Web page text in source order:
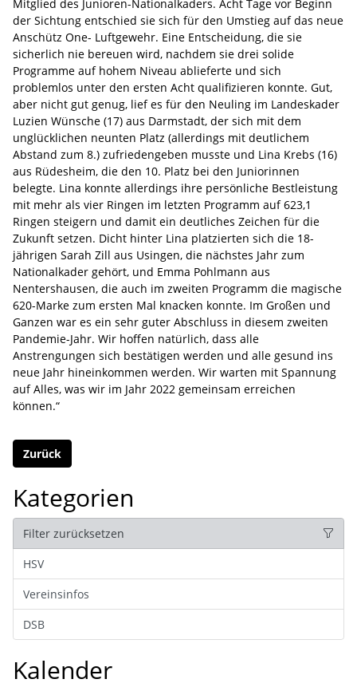
Mitglied des Junioren-Nationalkaders. Acht Tage vor Beginn
der Sichtung entschied sie sich für den Umstieg auf das neue
Anschütz One- Luftgewehr. Eine Entscheidung, die sie
sicherlich nie bereuen wird, nachdem sie drei solide
Programme auf hohem Niveau ablieferte und sich
problemlos unter den ersten Acht qualifizieren konnte. Gut,
aber nicht gut genug, lief es für den Neuling im Landeskader
Luzien Wünsche (17) aus Darmstadt, der sich mit dem
unglücklichen neunten Platz (allerdings mit deutlichem
Abstand zum 8.) zufriedengeben musste und Lina Krebs (16)
aus Rüdesheim, die den 10. Platz bei den Juniorinnen
belegte. Lina konnte allerdings ihre persönliche Bestleistung
mit mehr als vier Ringen im letzten Programm auf 623,1
Ringen steigern und damit ein deutliches Zeichen für die
Zukunft setzen. Dicht hinter Lina platzierten sich die 18-
jährigen Sarah Zill aus Usingen, die nächstes Jahr zum
Nationalkader gehört, und Emma Pohlmann aus
Nentershausen, die auch im zweiten Programm die magische
620-Marke zum ersten Mal knacken konnte. Im Großen und
Ganzen war es ein sehr guter Abschluss in diesem zweiten
Pandemie-Jahr. Wir hoffen natürlich, dass alle
Anstrengungen sich bestätigen werden und alle gesund ins
neue Jahr hineinkommen werden. Wir warten mit Spannung
auf Alles, was wir im Jahr 2022 gemeinsam erreichen
können.“
Zurück
Kategorien
Filter zurücksetzen
HSV
Vereinsinfos
DSB
Kalender